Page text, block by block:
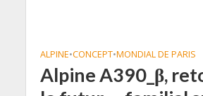
ALPINE•CONCEPT•MONDIAL DE PARIS
Alpine A390_β,